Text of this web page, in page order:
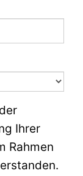
Ihrer
Rahmen